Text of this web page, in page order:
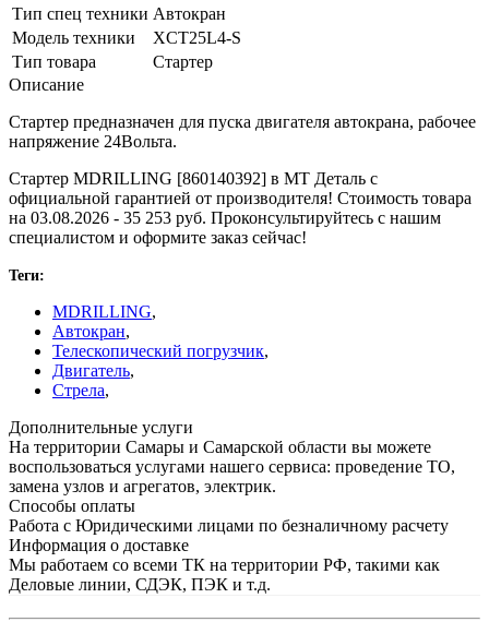
Тип спец техники Автокран
Модель техники
XCT25L4-S
Тип товара
Стартер
Описание
Стартер предназначен для пуска двигателя автокрана, рабочее
напряжение 24Вольта.
Стартер MDRILLING [860140392] в МТ Деталь с
официальной гарантией от производителя! Стоимость товара
на 03.08.2026 - 35 253 руб. Проконсультируйтесь с нашим
специалистом и оформите заказ сейчас!
Теги:
MDRILLING,
Автокран,
Телескопический погрузчик,
Двигатель,
Стрела,
Дополнительные услуги
На территории Самары и Самарской области вы можете
воспользоваться услугами нашего сервиса: проведение ТО,
замена узлов и агрегатов, электрик.
Способы оплаты
Работа с Юридическими лицами по безналичному расчету
Информация о доставке
Мы работаем со всеми ТК на территории РФ, такими как
Деловые линии, СДЭК, ПЭК и т.д.